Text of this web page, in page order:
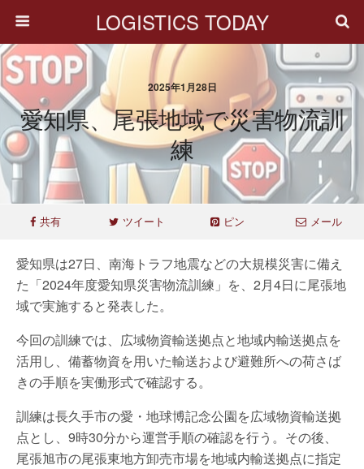
LOGISTICS TODAY
2025年1月28日
愛知県、尾張地域で災害物流訓
練
共有 ツイート ピン メール
愛知県は27日、南海トラフ地震などの大規模災害に備え
た「2024年度愛知県災害物流訓練」を、2月4日に尾張地
域で実施すると発表した。
今回の訓練では、広域物資輸送拠点と地域内輸送拠点を
活用し、備蓄物資を用いた輸送および避難所への荷さば
きの手順を実働形式で確認する。
訓練は長久手市の愛・地球博記念公園を広域物資輸送拠
点とし、9時30分から運営手順の確認を行う。その後、
尾張旭市の尾張東地方卸売市場を地域内輸送拠点に指定